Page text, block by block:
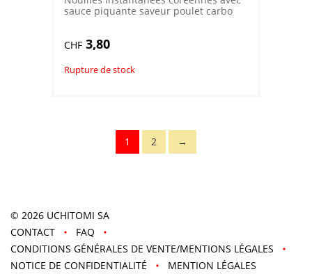
sauce piquante saveur poulet carbo
CHF 3,80
Rupture de stock
1 2 →
© 2026 UCHITOMI SA
CONTACT
FAQ
CONDITIONS GÉNÉRALES DE VENTE/MENTIONS LÉGALES
NOTICE DE CONFIDENTIALITÉ
MENTION LÉGALES